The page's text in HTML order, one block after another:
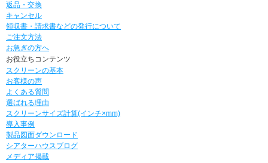
返品・交換
キャンセル
領収書・請求書などの発行について
ご注文方法
お急ぎの方へ
お役立ちコンテンツ
スクリーンの基本
お客様の声
よくある質問
選ばれる理由
スクリーンサイズ計算(インチ×mm)
導入事例
製品図面ダウンロード
シアターハウスブログ
メディア掲載